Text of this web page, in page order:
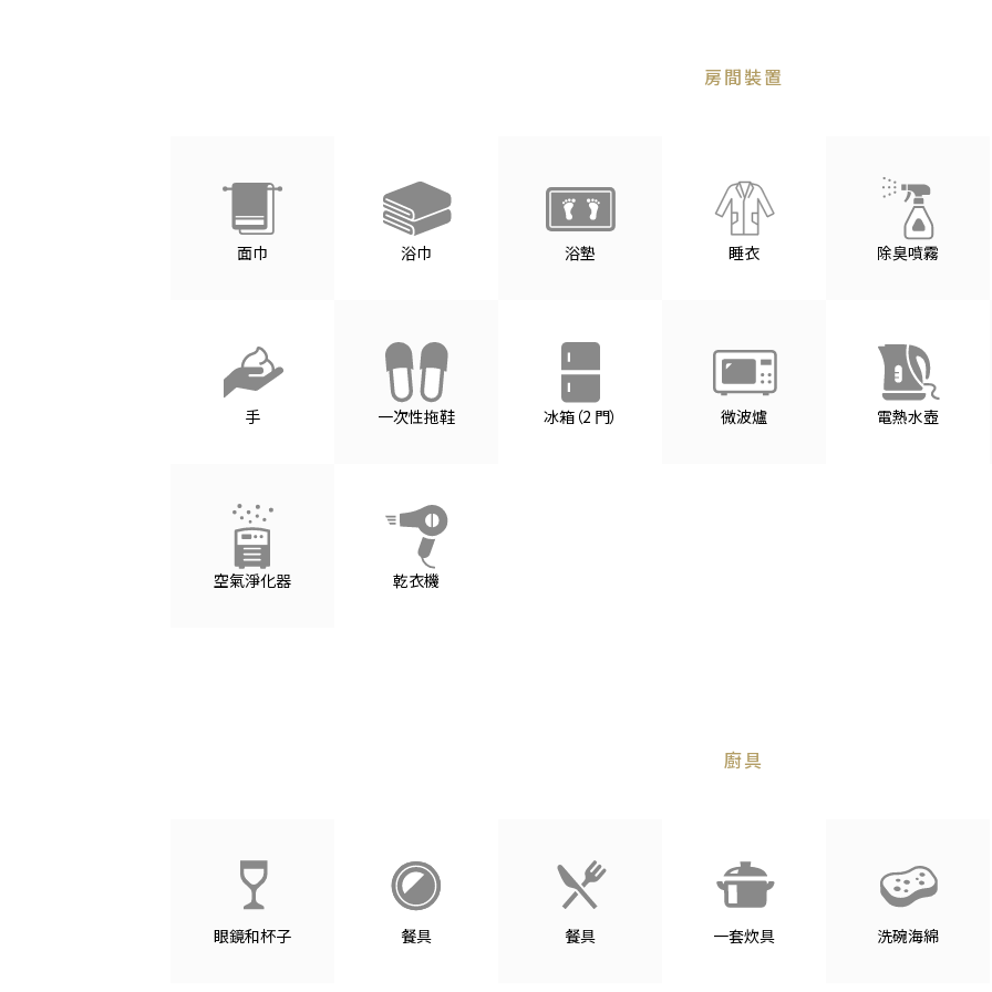
房間裝置
面巾 浴巾 浴墊 睡衣 除臭噴霧
手 一次性拖鞋 冰箱（2 門） 微波爐 電熱水壺
空氣淨化器 乾衣機
廚具
眼鏡和杯子 餐具 餐具 一套炊具 洗碗海綿